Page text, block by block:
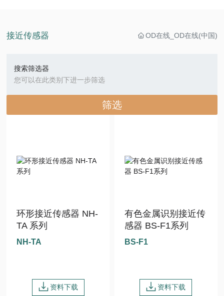
接近传感器 OD在线_OD在线(中国)
搜索筛选器
您可以在此类别下进一步筛选
筛选
环形接近传感器 NH-
TA 系列
NH-TA
资料下载
有色金属识别接近传
感器 BS-F1系列
BS-F1
资料下载